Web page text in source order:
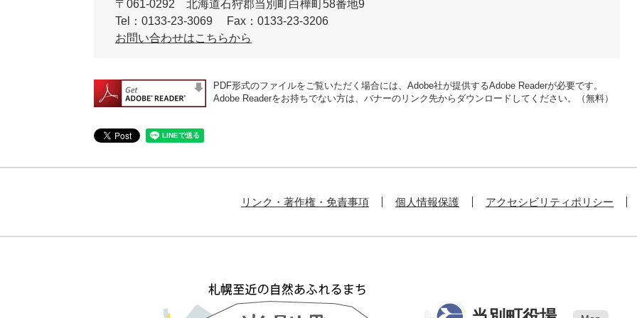
〒061-0292
北海道石狩郡当別町白樺町58番地9
Tel：0133-23-3069
Fax：0133-23-3206
お問い合わせはこちらから
PDF形式のファイルをご覧いただく場合には、Adobe社が提供するAdobe Readerが必要です。
Adobe Readerをお持ちでない方は、バナーのリンク先からダウンロードしてください。（無料）
リンク・著作権・免責事項 個人情報保護 アクセシビリティポリシー